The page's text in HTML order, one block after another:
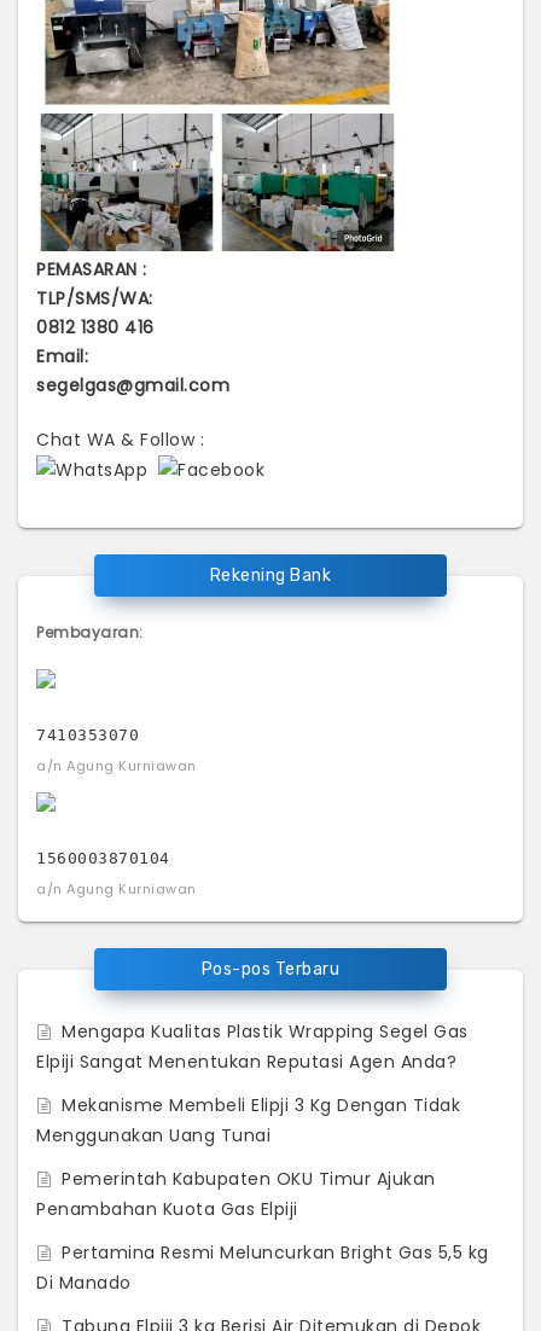
PEMASARAN :
TLP/SMS/WA:
0812 1380 416
Email:
segelgas@gmail.com
Chat WA & Follow :
Rekening Bank
Pembayaran:
7410353070
a/n Agung Kurniawan
1560003870104
a/n Agung Kurniawan
Pos-pos Terbaru
Mengapa Kualitas Plastik Wrapping Segel Gas
Elpiji Sangat Menentukan Reputasi Agen Anda?
Mekanisme Membeli Elipji 3 Kg Dengan Tidak
Menggunakan Uang Tunai
Pemerintah Kabupaten OKU Timur Ajukan
Penambahan Kuota Gas Elpiji
Pertamina Resmi Meluncurkan Bright Gas 5,5 kg
Di Manado